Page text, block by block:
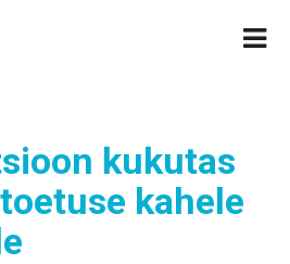
kukutas
kahele